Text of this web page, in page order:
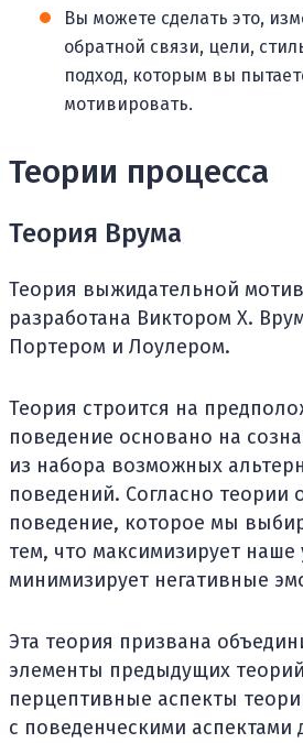
Вы можете сделать это,
обратной связи, цели,
подход, которым вы
мотивировать.
Теории процесса
Теория Врума
Теория выжидательной
разработана Виктором Х.
Портером и Лоулером.
Теория строится на
поведение основано на
из набора возможных
поведений. Согласно теории
поведение, которое мы
тем, что максимизирует наше
минимизирует негативные
Эта теория призвана
элементы предыдущих
перцептивные аспекты
с поведенческими аспектами